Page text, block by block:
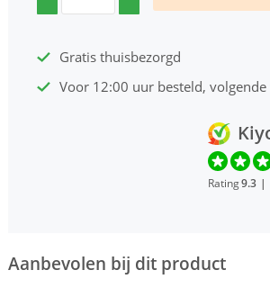
Gratis thuisbezorgd
Voor 12:00 uur besteld,
Rating9.3 |
Aanbevolen bij dit product